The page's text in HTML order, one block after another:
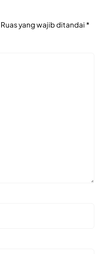
Ruas yang wajib ditandai *